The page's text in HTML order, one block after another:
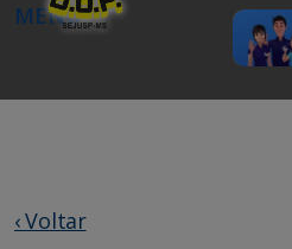
MENU
‹ Voltar